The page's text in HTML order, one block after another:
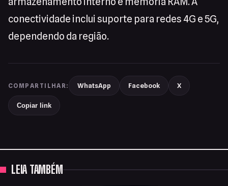
conectividade inclui suporte para redes 4G e 5G,
dependendo da região.
COMPARTILHAR: WhatsApp Facebook X
Copiar link
LEIA TAMBÉM